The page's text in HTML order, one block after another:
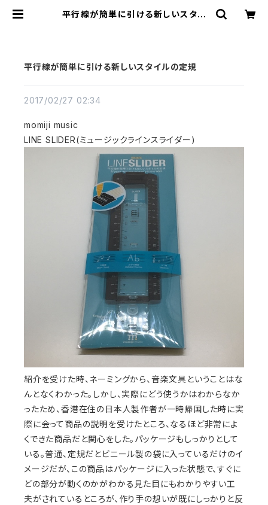
平行線が簡単に引ける新しいスタイ
平行線が簡単に引ける新しいスタイルの定規
2017/02/27 02:34
momiji music
LINE SLIDER(ミュージックラインスライダー)
紹介を受けた時、ネーミングから、音楽文具ということはな
んとなくわかった。しかし、実際にどう使うかはわからなか
ったため、香港在住の日本人製作者が一時帰国した時に実
際に会って商品の説明を受けたところ、なるほど非常によ
くできた商品だと関心をした。パッケージもしっかりとして
いる。普通、定規だとビニール製の袋に入っているだけのイ
メージだが、この商品はパッケージに入った状態で、すぐに
どの部分が動くのかがわかる見た目にもわかりやすい工
夫がされているところが、作り手の想いが既にしっかりと反